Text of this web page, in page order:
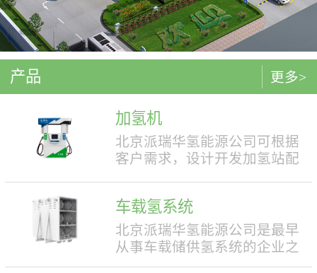
产品
加氢机
北京派瑞华氢能源公司可根据
客户需求，设计开发加氢站配
结构设计合理，便于操作，外
形美观，安全性强。具有双面
液晶显示屏，能支持IC卡、移
车载氢系统
北京派瑞华氢能源公司是最早
从事车载储供氢系统的企业之
一，拥有丰富的车载储供氢系
更多>